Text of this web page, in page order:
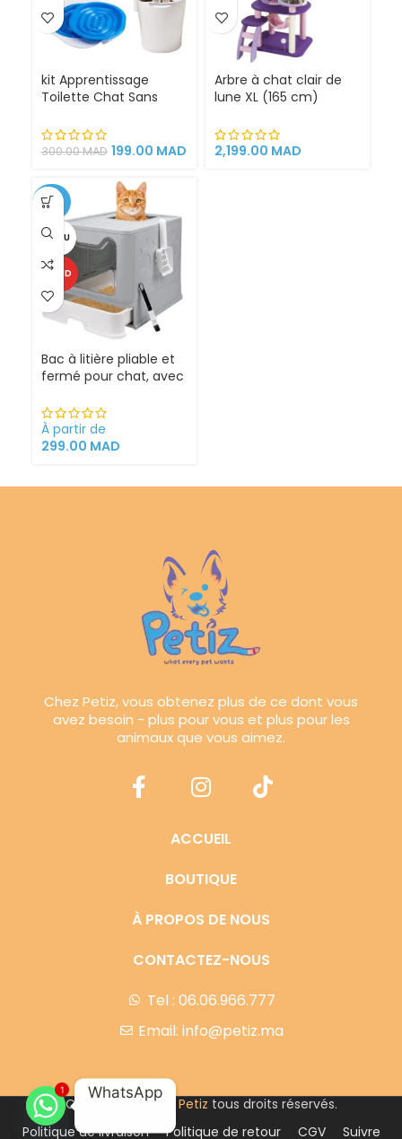
kit Apprentissage
Toilette Chat Sans
300.00MAD 199.00 MAD
Arbre à chat clair de
lune XL (165 cm)
chat griffoirs
2,199.00 MAD
-25%
VENDU
CHAUD
Bac à litière pliable et
fermé pour chat, avec
À partir de
299.00 MAD
Chez Petiz, vous obtenez plus de ce dont vous
avez besoin - plus pour vous et plus pour les
animaux que vous aimez.
ACCUEIL
BOUTIQUE
À PROPOS DE NOUS
CONTACTEZ-NOUS
Tel : 06.06.966.777
Email: info@petiz.ma
Copyright © 2023 Petiz tous droits réservés.
Politique de livraison
Politique de retour CGV
Suivre
1 WhatsApp